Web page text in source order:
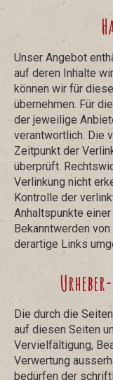
Unser Angebot
auf deren Inhalte
können wir für
übernehmen. Für
der jeweilige
verantwortlich. Die
Zeitpunkt der
überprüft.
Verlinkung nicht
Kontrolle der
Anhaltspunkte
Bekanntwerden
derartige Links
Die durch die
auf diesen Seiten
Vervielfältigung,
Verwertung
bedürfen der